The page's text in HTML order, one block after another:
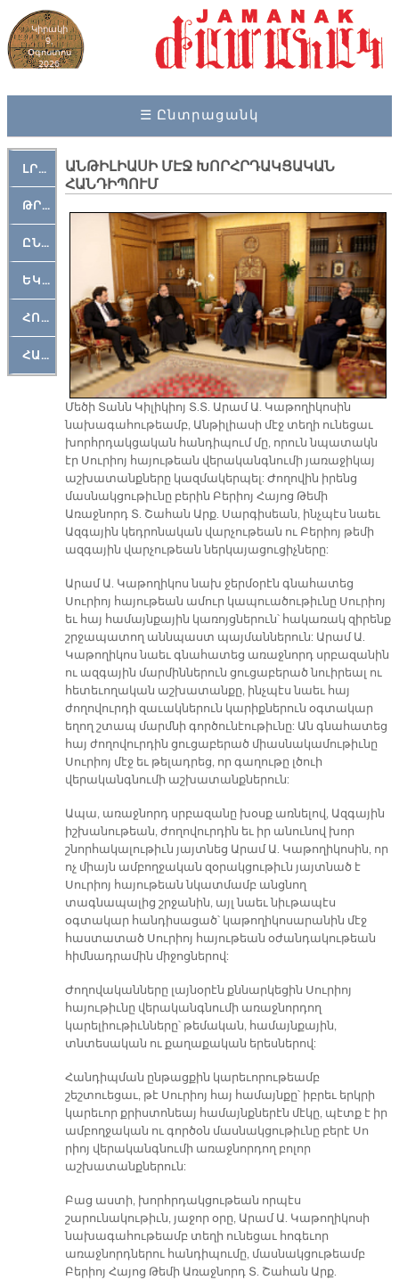
Կիրակի
9,
Օգոստոս
2026
☰ Ընտրացանկ
ԼՐԱՀՈՍ
ԹՐՔԱՀԱՅ ԿԵԱՆՔ
ԸՆԿԵՐԱՄՇԱԿՈՒԹԱՅԻՆ
ԵԿԵՂԵՑԱԿԱՆ
ՀՈԳԵՄՏԱՒՈՐ
ՀԱՐԹԱԿ
ԱՆԹԻԼԻԱՍԻ ՄԷՋ ԽՈՐՀՐԴԱԿՑԱԿԱՆ
ՀԱՆԴԻՊՈՒՄ
Մեծի Տանն Կիլիկիոյ Տ.Տ. Արամ Ա. Կաթողիկոսին
նախագահութեամբ, Անթիլիասի մէջ տեղի ունեցաւ
խորհրդակցական հանդիպում մը, որուն նպատակն
էր Սուրիոյ հայութեան վերականգնումի յառաջիկայ
աշխատանքները կազմակերպել: Ժողովին իրենց
մասնակցութիւնը բերին Բերիոյ Հայոց Թեմի
Առաջնորդ Տ. Շահան Արք. Սարգիսեան, ինչպէս նաեւ
Ազգային կեդրոնական վարչութեան ու Բերիոյ թեմի
ազգային վարչութեան ներկայացուցիչները:
Արամ Ա. Կաթողիկոս նախ ջերմօրէն գնահատեց
Սուրիոյ հայութեան ամուր կապուածութիւնը Սուրիոյ
եւ հայ համայնքային կառոյցներուն՝ հակառակ զիրենք
շրջապատող աննպաստ պայմաններուն: Արամ Ա.
Կաթողիկոս նաեւ գնահատեց առաջնորդ սրբազանին
ու ազգային մարմիններուն ցուցաբերած նուիրեալ ու
հետեւողական աշխատանքը, ինչպէս նաեւ հայ
ժողովուրդի զաւակներուն կարիքներուն օգտակար
եղող շտապ մարմնի գործունէութիւնը: Ան գնահատեց
հայ ժողովուրդին ցուցաբերած միասնակամութիւնը
Սուրիոյ մէջ եւ թելադրեց, որ գաղութը լծուի
վերականգնումի աշխատանքներուն:
Ապա, առաջնորդ սրբազանը խօսք առնելով, Ազգային
իշխանութեան, ժողովուրդին եւ իր անունով խոր
շնորհակալութիւն յայտնեց Արամ Ա. Կաթողիկոսին, որ
ոչ միայն ամբողջական զօրակցութիւն յայտնած է
Սուրիոյ հայութեան նկատմամբ անցնող
տագնապալից շրջանին, այլ նաեւ նիւթապէս
օգտակար հանդիսացած՝ կաթողիկոսարանին մէջ
հաստատած Սուրիոյ հայութեան օժանդակութեան
հիմնադրամին միջոցներով:
Ժողովականները լայնօրէն քննարկեցին Սուրիոյ
հայութիւնը վերականգնումի առաջնորդող
կարելիութիւնները՝ թեմական, համայնքային,
տնտեսական ու քաղաքական երեսներով:
Հանդիպման ընթացքին կարեւորութեամբ
շեշտուեցաւ, թէ Սուրիոյ հայ համայնքը՝ իբրեւ երկրի
կարեւոր քրիստոնեայ համայնքներէն մէկը, պէտք է իր
ամբողջական ու գործօն մասնակցութիւնը բերէ Սո
րիոյ վերականգնումի առաջնորդող բոլոր
աշխատանքներուն:
Բաց աստի, խորհրդակցութեան որպէս
շարունակութիւն, յաջոր օրը, Արամ Ա. Կաթողիկոսի
նախագահութեամբ տեղի ունեցաւ հոգեւոր
առաջնորդներու հանդիպումը, մասնակցութեամբ
Բերիոյ Հայոց Թեմի Առաջնորդ Տ. Շահան Արք.